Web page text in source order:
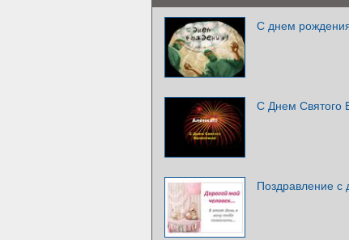
С днем
С Днем Святого
Поздравление